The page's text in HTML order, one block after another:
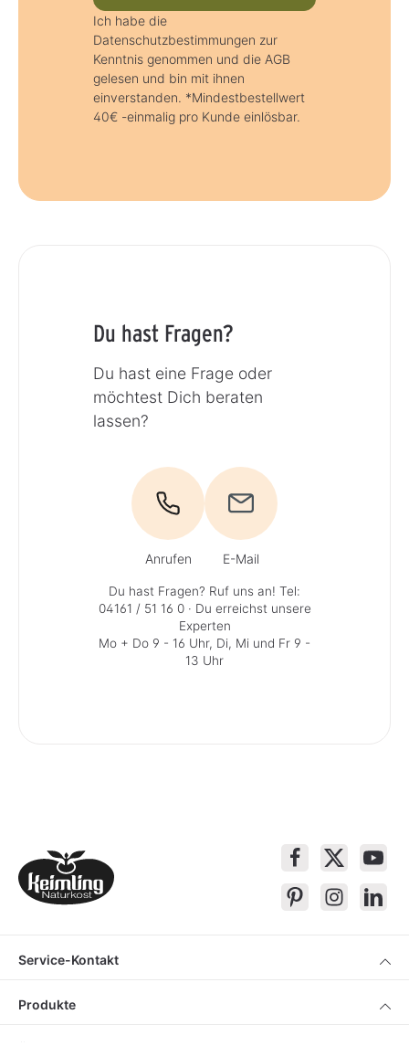
Ich habe die
Datenschutzbestimmungen zur
Kenntnis genommen und die AGB
gelesen und bin mit ihnen
einverstanden. *Mindestbestellwert
40€ -einmalig pro Kunde einlösbar.
Du hast Fragen?
Du hast eine Frage oder
möchtest Dich beraten
lassen?
Anrufen E-Mail
Du hast Fragen? Ruf uns an! Tel:
04161 / 51 16 0· Du erreichst unsere
Experten
Mo + Do 9 - 16 Uhr, Di, Mi und Fr 9 -
13 Uhr
Service-Kontakt
Produkte